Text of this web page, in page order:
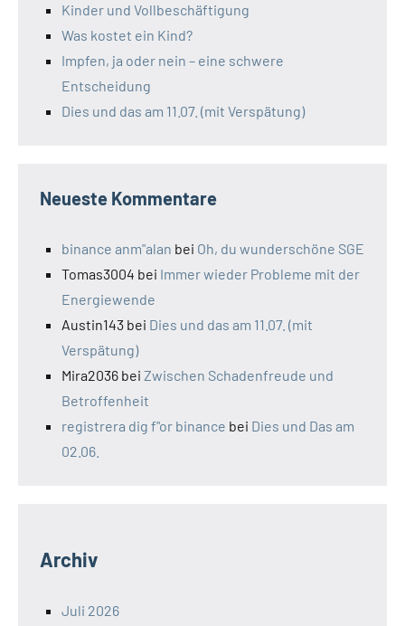
Kinder und Vollbeschäftigung
Was kostet ein Kind?
Impfen, ja oder nein – eine schwere
Entscheidung
Dies und das am 11.07. (mit Verspätung)
Neueste Kommentare
binance anm"alan bei Oh, du wunderschöne SGE
Tomas3004 bei Immer wieder Probleme mit der
Energiewende
Austin143 bei Dies und das am 11.07. (mit
Verspätung)
Mira2036 bei Zwischen Schadenfreude und
Betroffenheit
registrera dig f"or binance bei Dies und Das am
02.06.
Archiv
Juli 2026